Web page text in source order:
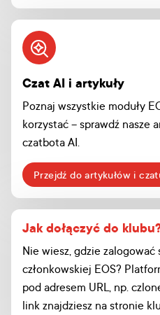
Czat AI i artykuły
Poznaj wszystkie moduły
korzystać – sprawdź nasze
czatbota AI.
Przejdź do artykułów i
Jak dołączyć do
Nie wiesz, gdzie
członkowskiej EOS?
pod adresem URL, np.
link znajdziesz na stronie